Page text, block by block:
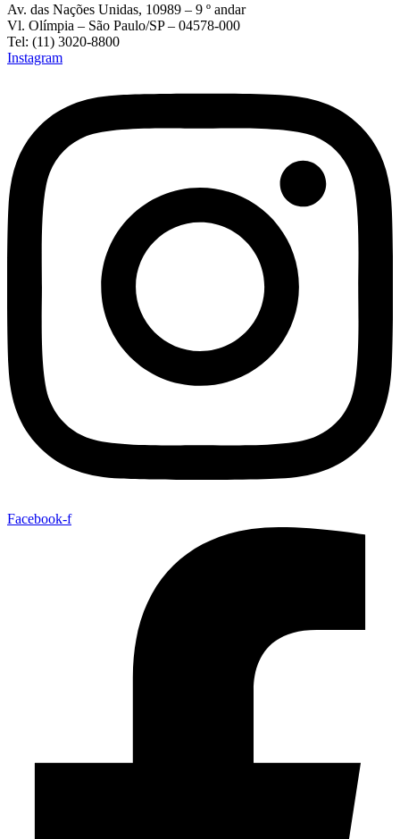
Av. das Nações Unidas, 10989 – 9 º andar
Vl. Olímpia – São Paulo/SP – 04578-000
Tel: (11) 3020-8800
Instagram
Facebook-f